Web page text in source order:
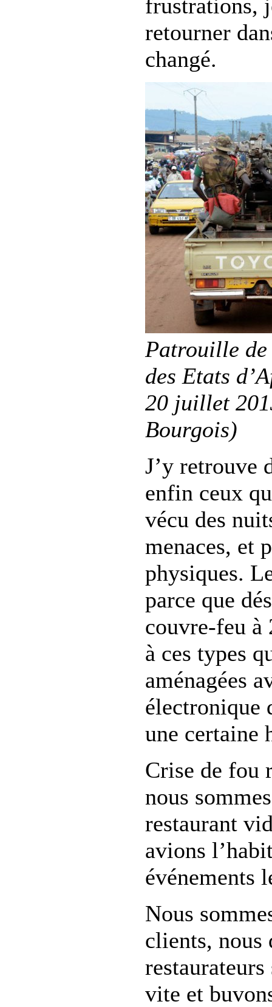
frustrations,
retourner
changé.
Patrouille
des Etats
20 juillet
Bourgois)
J’y retrouve
enfin ceux
vécu des
menaces, et
physiques.
parce que
couvre-feu à
à ces types
aménagées
électronique
une certaine
Crise de fou
nous
restaurant
avions
événements
Nous
clients, nous
vite et